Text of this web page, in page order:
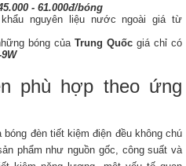
- 61.000đ/bóng
khẩu nguyên liệu nước ngoài giá từ
bóng của Trung Quốc giá chỉ có
phù hợp theo ứng
đèn tiết kiệm điện đều không chú
phẩm như nguồn gốc, công suất và